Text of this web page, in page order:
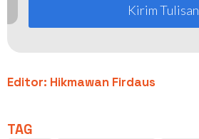
Kirim Tulisan
Editor: Hikmawan Firdaus
TAG